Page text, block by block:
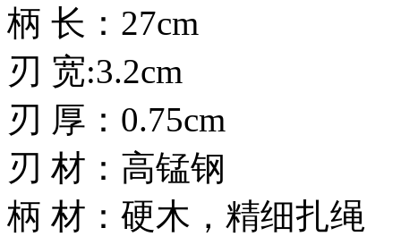
柄 长：27cm
刃 宽:3.2cm
刃 厚：0.75cm
刃 材：高锰钢
柄 材：硬木，精细扎绳